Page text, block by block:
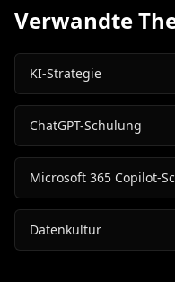
Verwandte
KI-Strategie
ChatGPT-Schulung
Microsoft 365 Copilot-
Datenkultur